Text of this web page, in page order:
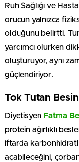
Ruh Sağlığı ve
orucun yalnızca
olduğunu belirtti.
yardımcı olurken
oluşturuyor, aynı
güçlendiriyor.
Tok Tutan
Diyetisyen Fatma
protein ağırlıklı
iftarda
açabileceğini,